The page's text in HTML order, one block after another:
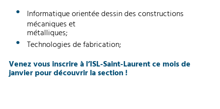
Informatique orientée dessin des constructions
mécaniques et
métalliques;
Technologies de fabrication;
Venez vous inscrire à l’ISL-Saint-Laurent ce mois de
janvier pour découvrir la section !